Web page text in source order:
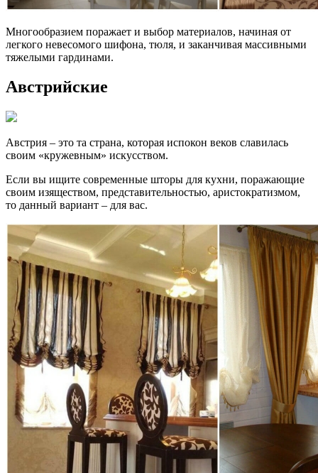
Многообразием поражает и выбор материалов, начиная от
легкого невесомого шифона, тюля, и заканчивая массивными
тяжелыми гардинами.
Австрийские
Австрия – это та страна, которая испокон веков славилась
своим «кружевным» искусством.
Если вы ищите современные шторы для кухни, поражающие
своим изяществом, представительностью, аристократизмом,
то данный вариант – для вас.